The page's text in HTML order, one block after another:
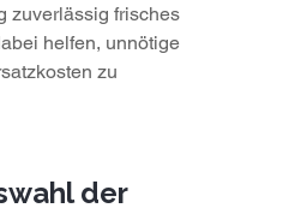
zuverlässig frisches
helfen, unnötige
zu
der